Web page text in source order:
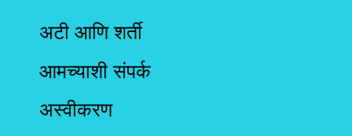
अटी आणि शर्ती
आमच्याशी संपर्क
अस्वीकरण